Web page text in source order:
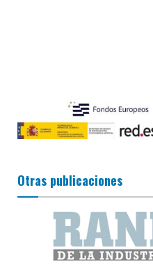
Otras publicaciones